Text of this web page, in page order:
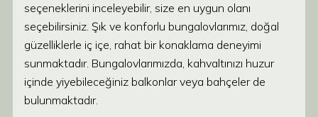
seçeneklerini inceleyebilir, size en uygun olanı
seçebilirsiniz. Şık ve konforlu bungalovlarımız, doğal
güzelliklerle iç içe, rahat bir konaklama deneyimi
sunmaktadır. Bungalovlarımızda, kahvaltınızı huzur
içinde yiyebileceğiniz balkonlar veya bahçeler de
bulunmaktadır.